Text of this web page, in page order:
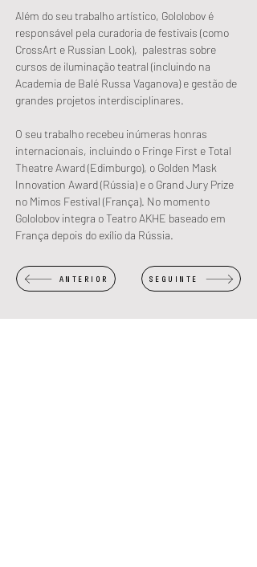
Além do seu trabalho artístico, Gololobov é
responsável pela curadoria de festivais (como
CrossArt e Russian Look),  palestras sobre
cursos de iluminação teatral (incluindo na
Academia de Balé Russa Vaganova) e gestão de
grandes projetos interdisciplinares.
O seu trabalho recebeu inúmeras honras
internacionais, incluindo o Fringe First e Total
Theatre Award (Edimburgo), o Golden Mask
Innovation Award (Rússia) e o Grand Jury Prize
no Mimos Festival (França). No momento
Gololobov integra o Teatro AKHE baseado em
França depois do exílio da Rússia.
ANTERIOR SEGUINTE